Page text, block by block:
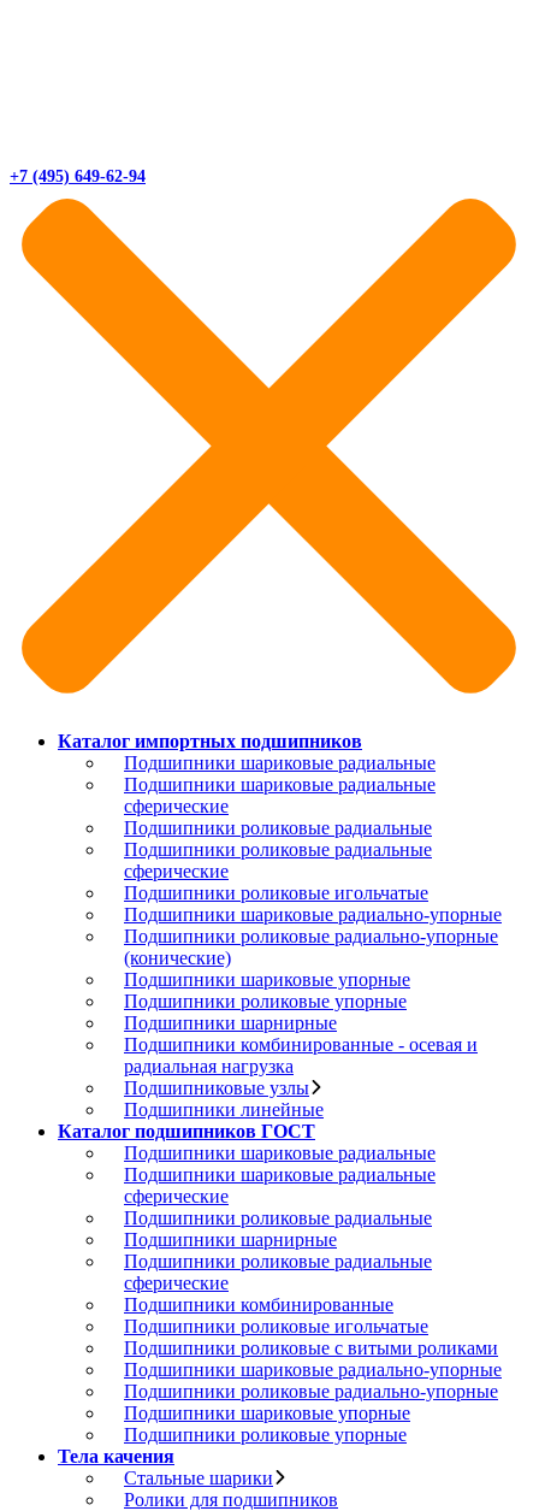
+7 (495) 649-62-94
Каталог импортных подшипников
Подшипники шариковые радиальные
Подшипники шариковые радиальные
сферические
Подшипники роликовые радиальные
Подшипники роликовые радиальные
сферические
Подшипники роликовые игольчатые
Подшипники шариковые радиально-упорные
Подшипники роликовые радиально-упорные
(конические)
Подшипники шариковые упорные
Подшипники роликовые упорные
Подшипники шарнирные
Подшипники комбинированные - осевая и
радиальная нагрузка
Подшипниковые узлы
Подшипники линейные
Каталог подшипников ГОСТ
Подшипники шариковые радиальные
Подшипники шариковые радиальные
сферические
Подшипники роликовые радиальные
Подшипники шарнирные
Подшипники роликовые радиальные
сферические
Подшипники комбинированные
Подшипники роликовые игольчатые
Подшипники роликовые с витыми роликами
Подшипники шариковые радиально-упорные
Подшипники роликовые радиально-упорные
Подшипники шариковые упорные
Подшипники роликовые упорные
Тела качения
Стальные шарики
Ролики для подшипников